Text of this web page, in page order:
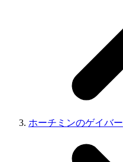
ホーチミンのゲイバー